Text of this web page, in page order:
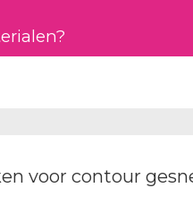
voor contour